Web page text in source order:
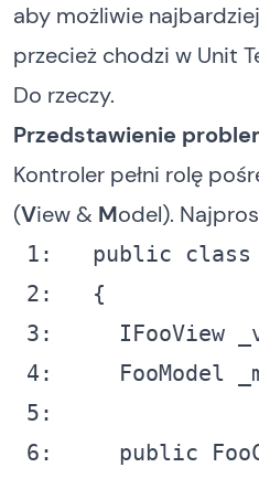
aby możliwie
przecież chodzi w Unit
Do rzeczy.
Przedstawienie
Kontroler pełni rolę
(View & Model).
1: public class
2:
  {
3:
IFooView
4:
FooModel
5:
6:
public